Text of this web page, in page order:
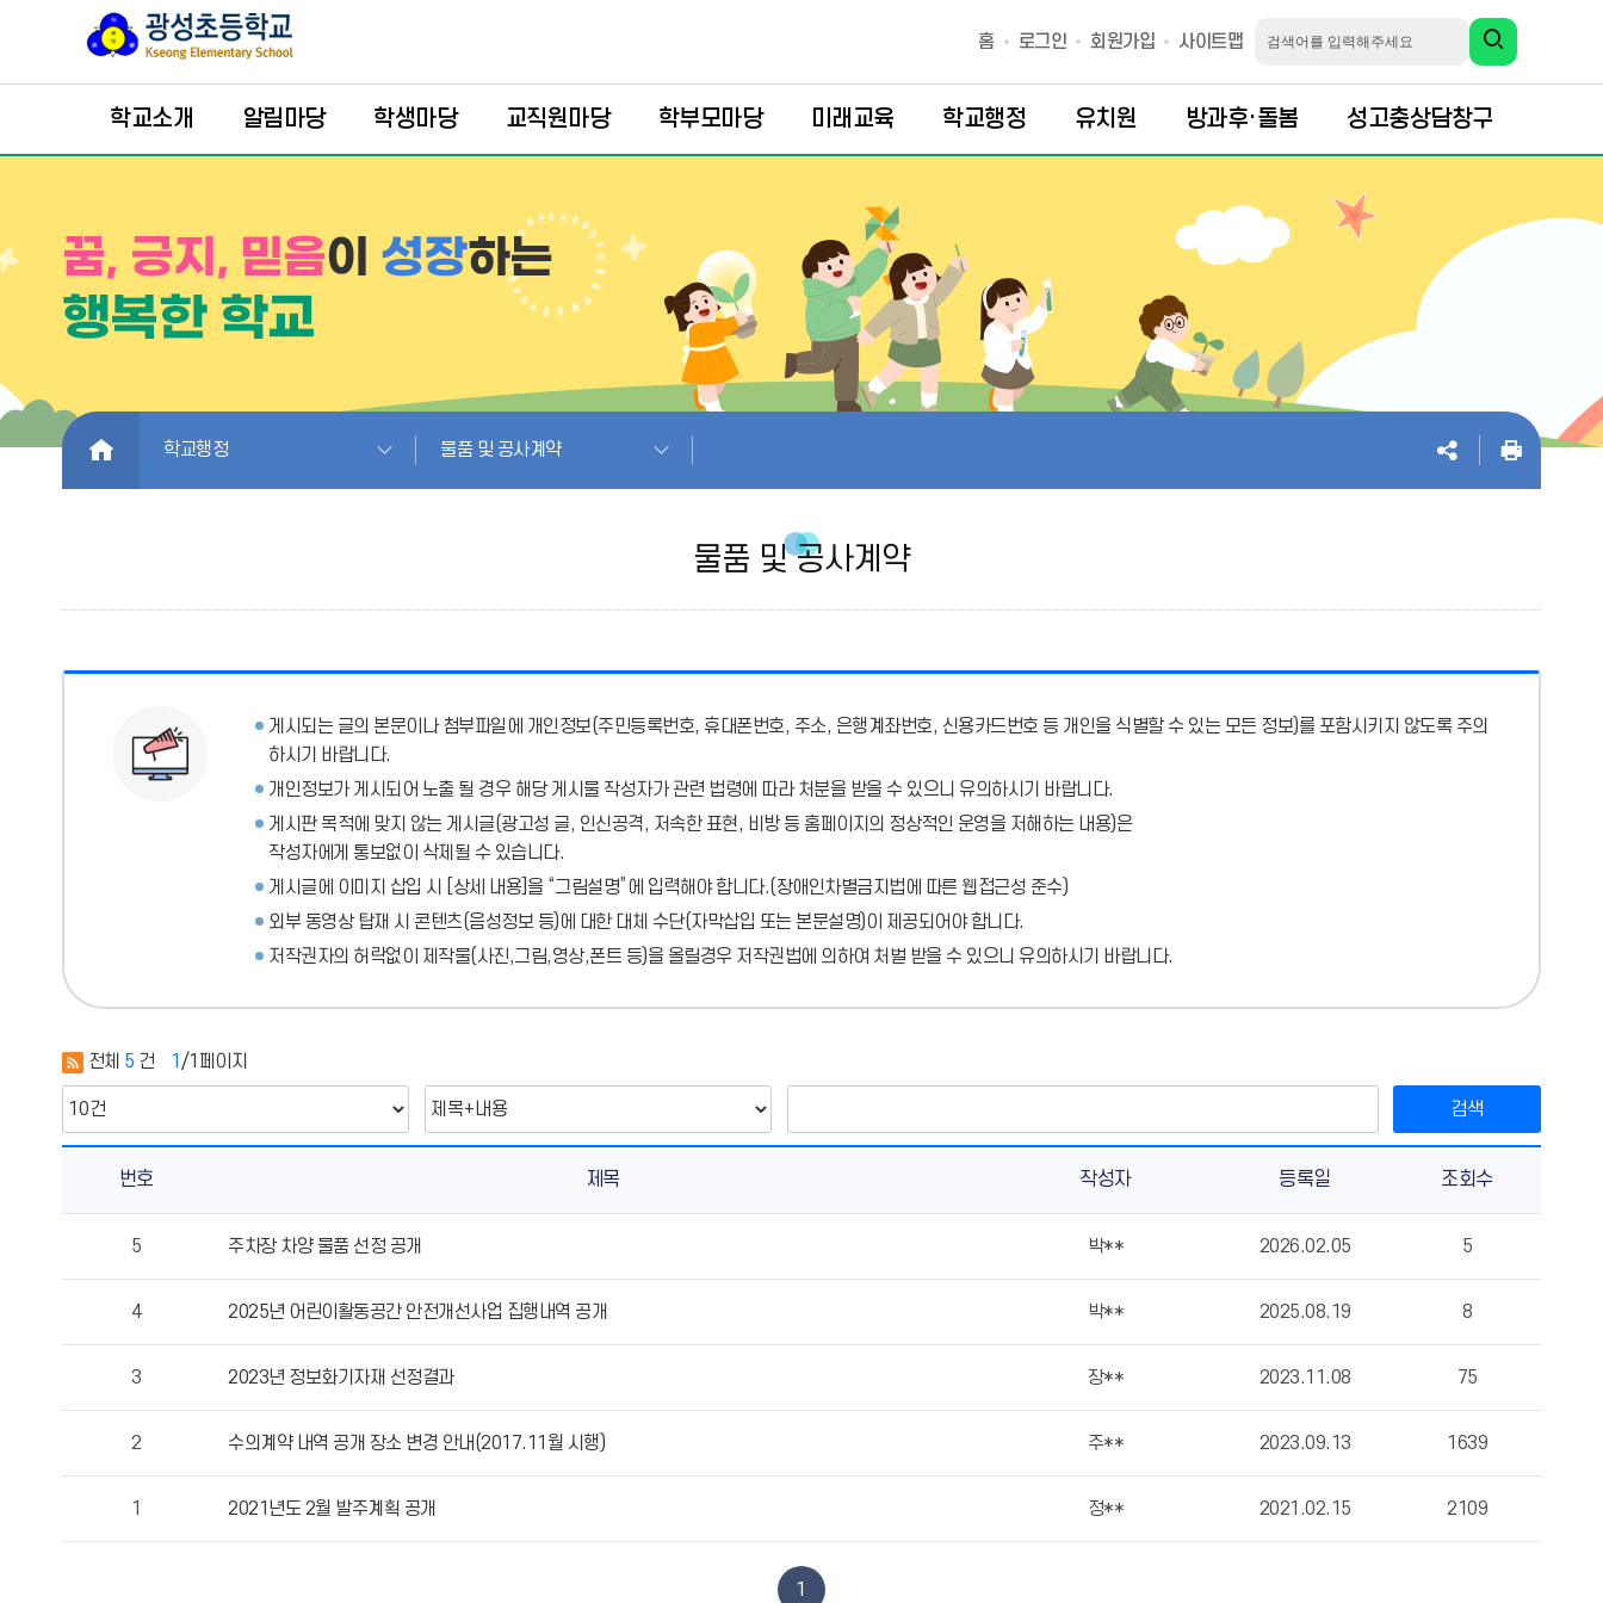
홈 로그인 회원가입 사이트맵
학교소개 알림마당 학생마당 교직원마당 학부모마당 미래교육 학교행정 유치원 방과후·돌봄 성고충상담창구
HOME 학교행정 물품 및 공사계약
물품 및 공사계약
게시되는 글의 본문이나 첨부파일에 개인정보(주민등록번호, 휴대폰번호, 주소, 은행계좌번호, 신용카드번호 등 개인을 식별할 수 있는 모든 정보)를 포함시키지 않도록 주의
하시기 바랍니다.
개인정보가 게시되어 노출 될 경우 해당 게시물 작성자가 관련 법령에 따라 처분을 받을 수 있으니 유의하시기 바랍니다.
게시판 목적에 맞지 않는 게시글(광고성 글, 인신공격, 저속한 표현, 비방 등 홈페이지의 정상적인 운영을 저해하는 내용)은
작성자에게 통보없이 삭제될 수 있습니다.
게시글에 이미지 삽입 시 [상세 내용]을 “그림설명”에 입력해야 합니다.(장애인차별금지법에 따른 웹접근성 준수)
외부 동영상 탑재 시 콘텐츠(음성정보 등)에 대한 대체 수단(자막삽입 또는 본문설명)이 제공되어야 합니다.
저작권자의 허락없이 제작물(사진,그림,영상,폰트 등)을 올릴경우 저작권법에 의하여 처벌 받을 수 있으니 유의하시기 바랍니다.
전체 5 건 1 /1페이지
검색
및
사
번
번호 제목 작성자 등록일 조회수
5 주차장 차양 물품 선정 공개 박** 2026.02.05 5
4 2025년 어린이활동공간 안전개선사업 집행내역 공개 박** 2025.08.19 8
3 2023년 정보화기자재 선정결과 장** 2023.11.08 75
2 수의계약 내역 공개 장소 변경 안내(2017.11월 시행) 주** 2023.09.13 1639
1 2021년도 2월 발주계획 공개 정** 2021.02.15 2109
1